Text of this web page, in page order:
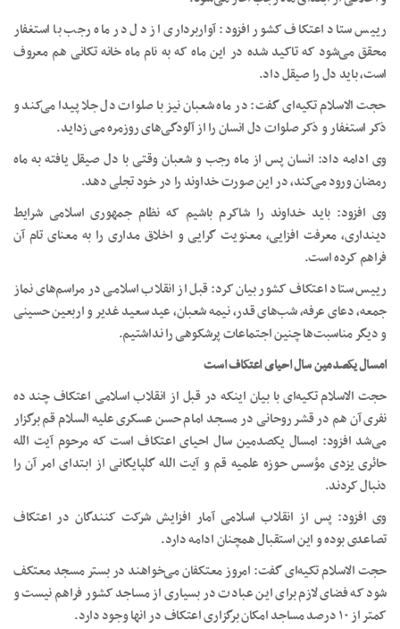
رییس ستاد اعتکاف کشور افزود: آواربرداری از دل در ماه رجب با استغفار
محقق می‌شود که تاکید شده در این ماه که به نام ماه خانه تکانی هم معروف
است، باید دل را صیقل داد.
حجت الاسلام تکیه‌ای گفت: در ماه شعبان نیز با صلوات دل جلا پیدا می‌کند و
ذکر استغفار و ذکر صلوات دل انسان را از آلودگی‌های روزمره می زداید.
وی ادامه داد: انسان پس از ماه رجب و شعبان وقتی با دل صیقل یافته به ماه
رمضان ورود می‌کند، در این صورت خداوند را در خود تجلی دهد.
وی افزود: باید خداوند را شاکرم باشیم که نظام جمهوری اسلامی شرایط
دینداری، معرفت افزایی، معنویت گرایی و اخلاق مداری را به معنای تام آن
فراهم کرده است.
رییس ستاد اعتکاف کشور بیان کرد: قبل از انقلاب اسلامی در مراسم‌های نماز
جمعه، دعای عرفه، شب‌های قدر، نیمه شعبان، عید سعید غدیر و اربعین حسینی
و دیگر مناسبت‌ها چنین اجتماعات پرشکوهی را نداشتیم.
امسال یکصدمین سال احیای اعتکاف است
حجت الاسلام تکیه‌ای با بیان اینکه در قبل از انقلاب اسلامی اعتکاف چند ده
نفری آن هم در قشر روحانی در مسجد امام حسن عسکری علیه السلام قم برگزار
می‌شد افزود: امسال یکصدمین سال احیای اعتکاف است که مرحوم آیت الله
حائری یزدی مؤسس حوزه علمیه قم و آیت الله گلپایگانی از ابتدای امر آن را
دنبال کردند.
وی افزود: پس از انقلاب اسلامی آمار افزایش شرکت کنندگان در اعتکاف
تصاعدی بوده و این استقبال همچنان ادامه دارد.
حجت الاسلام تکیه‌ای گفت: امروز معتکفان می‌خواهند در بستر مسجد معتکف
شود که فضای لازم برای این عبادت در بسیاری از مساجد کشور فراهم نیست و
کمتر از ۱۰ درصد مساجد امکان برگزاری اعتکاف در انها وجود دارد.